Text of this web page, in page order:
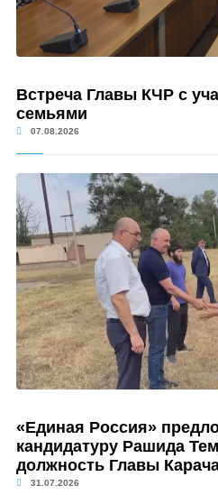
Встреча Главы КЧР с
семьями
07.08.2026
«Единая Россия»
кандидатуру Рашида
должность Главы
31.07.2026